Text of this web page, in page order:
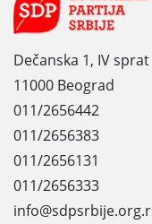
Dečanska 1, IV sprat
11000 Beograd
011/2656442
011/2656383
011/2656131
011/2656333